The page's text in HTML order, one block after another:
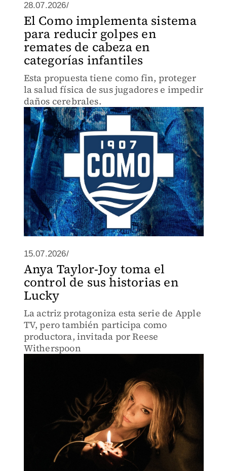
28.07.2026/
El Como implementa sistema
para reducir golpes en
remates de cabeza en
categorías infantiles
Esta propuesta tiene como fin, proteger
la salud física de sus jugadores e impedir
daños cerebrales.
15.07.2026/
Anya Taylor-Joy toma el
control de sus historias en
Lucky
La actriz protagoniza esta serie de Apple
TV, pero también participa como
productora, invitada por Reese
Witherspoon